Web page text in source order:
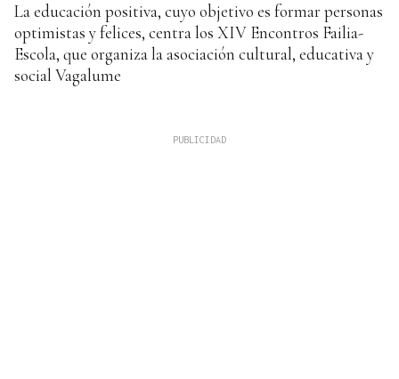
La educación positiva, cuyo objetivo es formar personas
optimistas y felices, centra los XIV Encontros Failia-
Escola, que organiza la asociación cultural, educativa y
social Vagalume